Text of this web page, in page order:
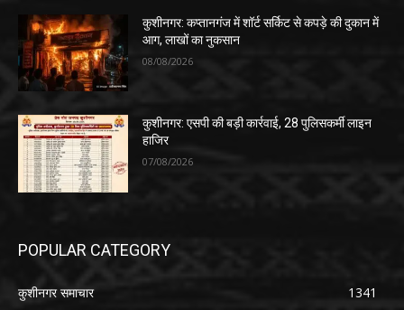
कुशीनगर: कप्तानगंज में शॉर्ट सर्किट से कपड़े की दुकान में
आग, लाखों का नुकसान
08/08/2026
कुशीनगर: एसपी की बड़ी कार्रवाई, 28 पुलिसकर्मी लाइन
हाजिर
07/08/2026
POPULAR CATEGORY
कुशीनगर समाचार
1341